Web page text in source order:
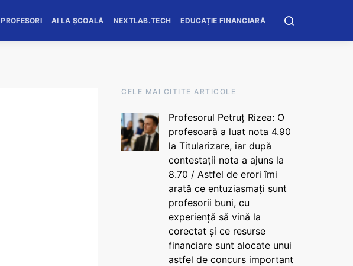
PROFESORI AI LA ȘCOALĂ NEXTLAB.TECH EDUCAȚIE FINANCIARĂ
CELE MAI CITITE ARTICOLE
Profesorul Petruț Rizea: O
profesoară a luat nota 4.90
la Titularizare, iar după
contestații nota a ajuns la
8.70 / Astfel de erori îmi
arată ce entuziasmați sunt
profesorii buni, cu
experiență să vină la
corectat și ce resurse
financiare sunt alocate unui
astfel de concurs important